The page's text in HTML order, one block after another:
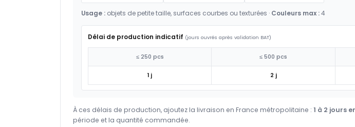
Usage : objets de petite taille, surfaces courbes ou texturées · Couleurs max :4
Délai de production indicatif (jours ouvrés après validation BAT)
≤ 250 pcs ≤ 500 pcs
1 j 2 j
À ces délais de production, ajoutez la livraison en France métropolitaine : 1 à 2 jours
période et la quantité commandée.